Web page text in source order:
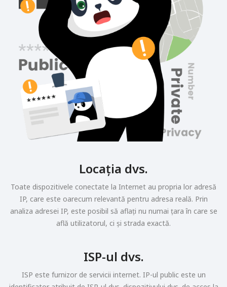
Locația dvs.
Toate dispozitivele conectate la Internet au propria lor adresă
IP, care este oarecum relevantă pentru adresa reală. Prin
analiza adresei IP, este posibil să aflați nu numai țara în care se
află utilizatorul, ci și strada exactă.
ISP-ul dvs.
ISP este furnizor de servicii internet. IP-ul public este un